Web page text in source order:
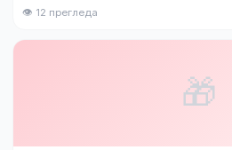
👁 12 прегледа
🎁